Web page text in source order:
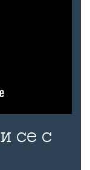
се с